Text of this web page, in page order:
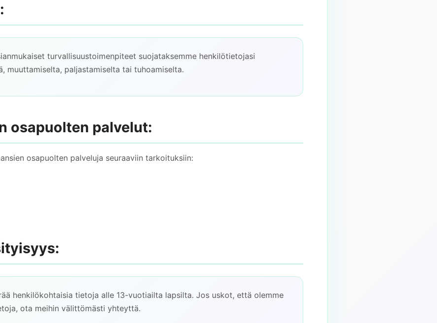
turvallisuustoimenpiteet suojataksemme henkilötietojasi
muuttamiselta, paljastamiselta tai tuhoamiselta.
osapuolten palvelut:
osapuolten palveluja seuraaviin tarkoituksiin:
henkilökohtaisia tietoja alle 13-vuotiailta lapsilta. Jos uskot, että olemme
ota meihin välittömästi yhteyttä.